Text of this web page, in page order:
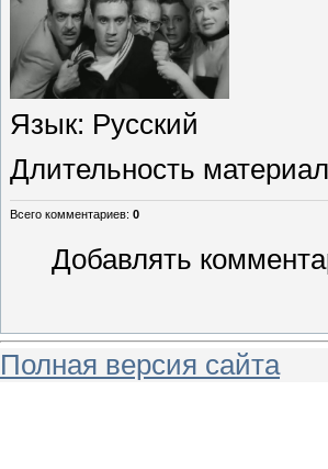
Язык: Русский
Длительность
Всего комментариев: 0
Добавлять
Полная версия сайта